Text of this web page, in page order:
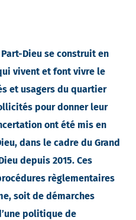
Dieu se construit en
vivent et font vivre le
et usagers du quartier
pour donner leur
ont été mis en
dans le cadre du Grand
depuis 2015. Ces
règlementaires
soit de démarches
politique de